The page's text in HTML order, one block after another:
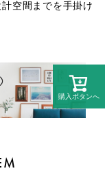
購入ボタンへ
空間までを手掛け